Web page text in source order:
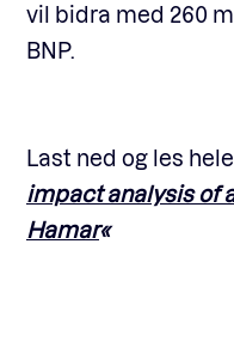
vil bidra med 260
BNP.
Last ned og les
impact analysis of
Hamar«